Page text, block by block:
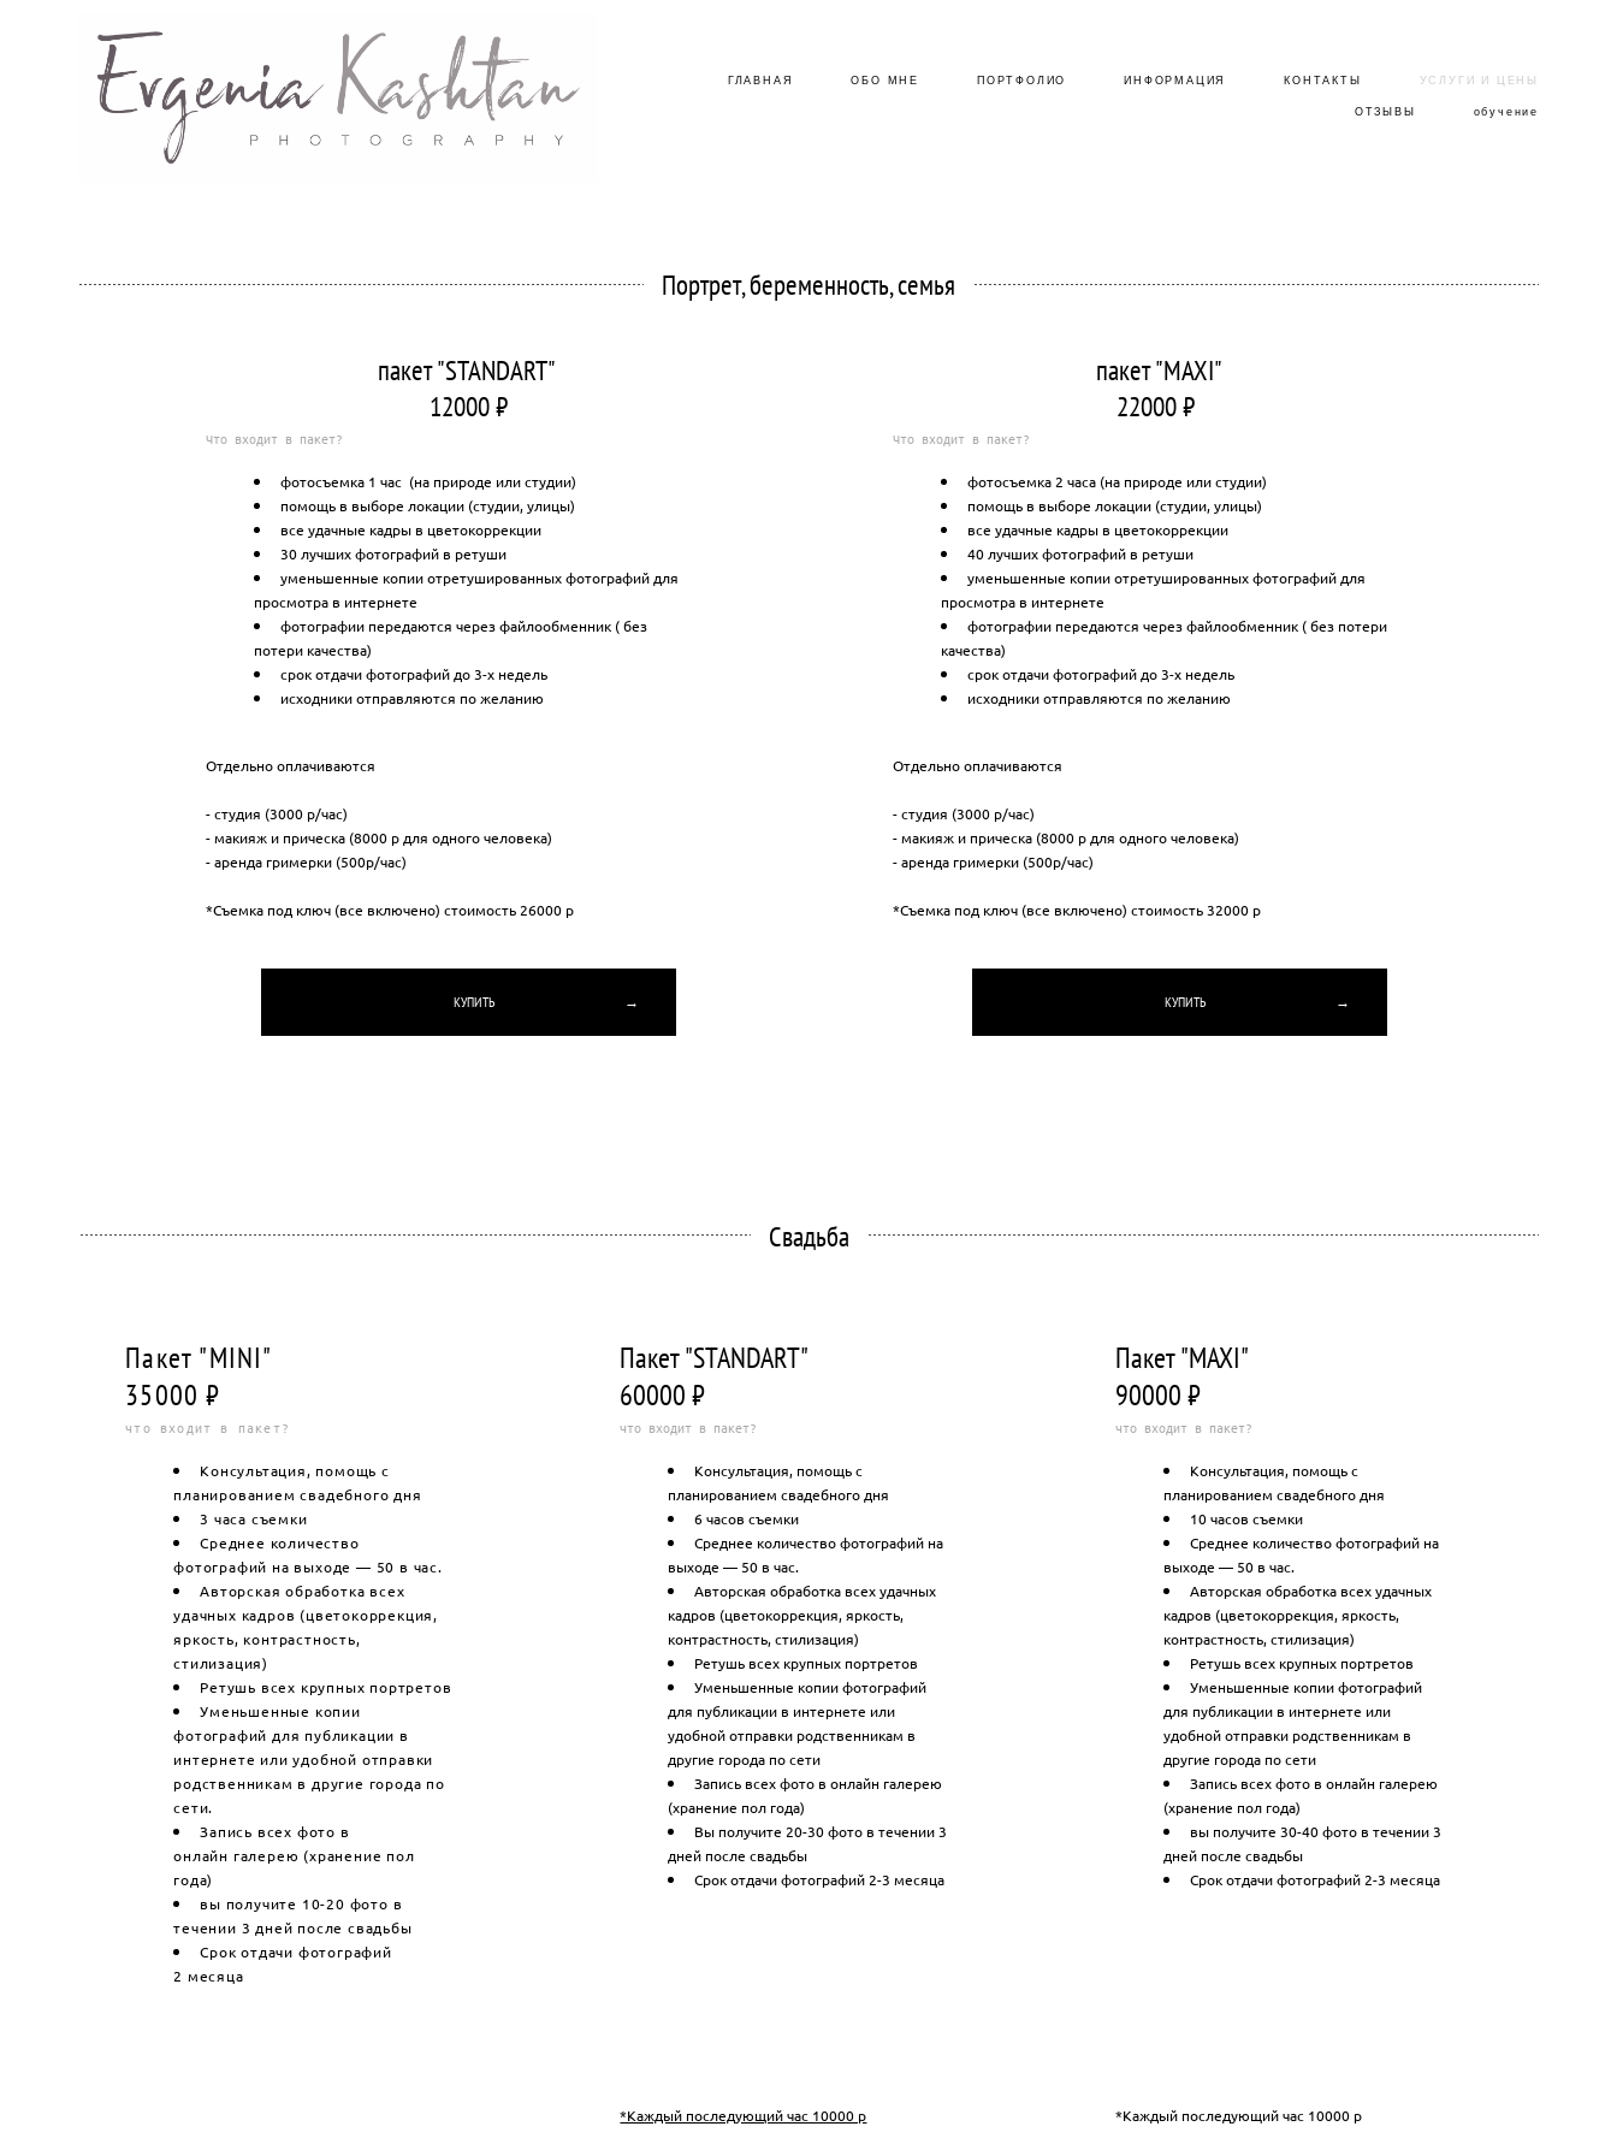
ГЛАВНАЯ ОБО МНЕ ПОРТФОЛИО ИНФОРМАЦИЯ КОНТАКТЫ УСЛУГИ И ЦЕНЫ
ОТЗЫВЫ обучение
ГЛАВНАЯ ОБО МНЕ ПОРТФОЛИО ИНФОРМАЦИЯ КОНТАКТЫ УСЛУГИ И ЦЕНЫ
ОТЗЫВЫ обучение
Портрет, беременность, семья
пакет "STANDART"
12000 ₽
Что входит в пакет?
фотосъемка 1 час (на природе или студии)
помощь в выборе локации (студии, улицы)
все удачные кадры в цветокоррекции
30 лучших фотографий в ретуши
уменьшенные копии отретушированных фотографий для
просмотра в интернете
фотографии передаются через файлообменник ( без
потери качества)
срок отдачи фотографий до 3-х недель
исходники отправляются по желанию
Отдельно оплачиваются
​- студия (3000 р/час)
- макияж и прическа (8000 р для одного человека)
- аренда гримерки (500р/час)
*Съемка под ключ (все включено) стоимость 26000 р
КУПИТЬ →
пакет "MAXI"
22000 ₽
Что входит в пакет?
фотосъемка 2 часа (на природе или студии)
помощь в выборе локации (студии, улицы)
все удачные кадры в цветокоррекции
40 лучших фотографий в ретуши
уменьшенные копии отретушированных фотографий для
просмотра в интернете
фотографии передаются через файлообменник ( без потери
качества)
срок отдачи фотографий до 3-х недель
исходники отправляются по желанию
Отдельно оплачиваются
- студия (3000 р/час)
- макияж и прическа (8000 р для одного человека)
- аренда гримерки (500р/час)
*Съемка под ключ (все включено) стоимость 32000 р
КУПИТЬ →
Свадьба
Пакет "MINI"
35000 ₽
что входит в пакет?
Консультация, помощь с
планированием свадебного дня
3 часа съемки
Среднее количество
фотографий на выходе — 50 в час.
Авторская обработка всех
удачных кадров (цветокоррекция,
яркость, контрастность,
стилизация)
Ретушь всех крупных портретов
Уменьшенные копии
фотографий для публикации в
интернете или удобной отправки
родственникам в другие города по
сети.
Запись всех фото в
онлайн галерею (хранение пол
года)
вы получите 10-20 фото в
течении 3 дней после свадьбы
Срок отдачи фотографий
2 месяца
Пакет "STANDART"
60000 ₽
что входит в пакет?
Консультация, помощь с
планированием свадебного дня
6 часов съемки
Среднее количество фотографий на
выходе — 50 в час.
Авторская обработка всех удачных
кадров (цветокоррекция, яркость,
контрастность, стилизация)
Ретушь всех крупных портретов
Уменьшенные копии фотографий
для публикации в интернете или
удобной отправки родственникам в
другие города по сети
Запись всех фото в онлайн галерею
(хранение пол года)
Вы получите 20-30 фото в течении 3
дней после свадьбы
Срок отдачи фотографий 2-3 месяца
*Каждый последующий час 10000 р
Пакет "MAXI"
90000 ₽
что входит в пакет?
Консультация, помощь с
планированием свадебного дня
10 часов съемки
Среднее количество фотографий на
выходе — 50 в час.
Авторская обработка всех удачных
кадров (цветокоррекция, яркость,
контрастность, стилизация)
Ретушь всех крупных портретов
Уменьшенные копии фотографий
для публикации в интернете или
удобной отправки родственникам в
другие города по сети
Запись всех фото в онлайн галерею
(хранение пол года)
вы получите 30-40 фото в течении 3
дней после свадьбы
Срок отдачи фотографий 2-3 месяца
*Каждый последующий час 10000 р